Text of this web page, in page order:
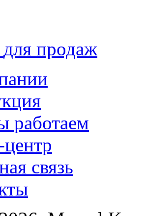
для продаж
работаем
связь